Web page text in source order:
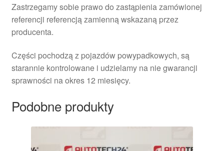
Zastrzegamy sobie prawo do zastąpienia zamówionej
referencji referencją zamienną wskazaną przez
producenta.
Części pochodzą z pojazdów powypadkowych, są
starannie kontrolowane i udzielamy na nie gwarancji
sprawności na okres 12 miesięcy.
Podobne produkty